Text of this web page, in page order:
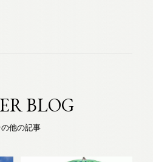
BLOG
の他の記事